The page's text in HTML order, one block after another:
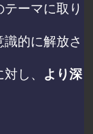
ーマに取り
的に解放さ
し、 より深